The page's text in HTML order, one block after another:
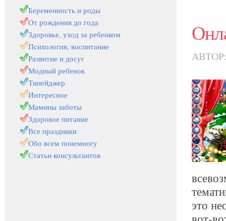
это
Беременность и роды
От рождения до года
Здоровье, уход за ребенком
Психология, воспитание
Развитие и досуг
Модный ребенок
Тинейджер
Интересное
Мамины заботы
Здоровое питание
Все праздники
Обо всем понемногу
Статьи консультантов